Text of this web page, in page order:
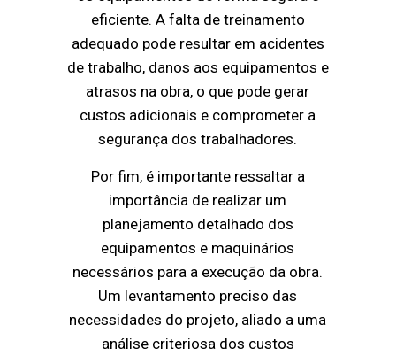
eficiente. A falta de treinamento
adequado pode resultar em acidentes
de trabalho, danos aos equipamentos e
atrasos na obra, o que pode gerar
custos adicionais e comprometer a
segurança dos trabalhadores.
Por fim, é importante ressaltar a
importância de realizar um
planejamento detalhado dos
equipamentos e maquinários
necessários para a execução da obra.
Um levantamento preciso das
necessidades do projeto, aliado a uma
análise criteriosa dos custos